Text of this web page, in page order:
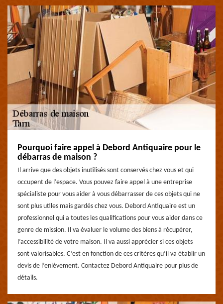
Pourquoi faire appel à Debord Antiquaire pour le
débarras de maison ?
Il arrive que des objets inutilisés sont conservés chez vous et qui
occupent de l’espace. Vous pouvez faire appel à une entreprise
spécialiste pour vous aider à vous débarrasser de ces objets qui ne
sont plus utiles mais gardés chez vous. Debord Antiquaire est un
professionnel qui a toutes les qualifications pour vous aider dans ce
genre de mission. Il va évaluer le volume des biens à récupérer,
l’accessibilité de votre maison. Il va aussi apprécier si ces objets
sont valorisables. C’est en fonction de ces critères qu’il va établir un
devis de l’enlèvement. Contactez Debord Antiquaire pour plus de
détails.